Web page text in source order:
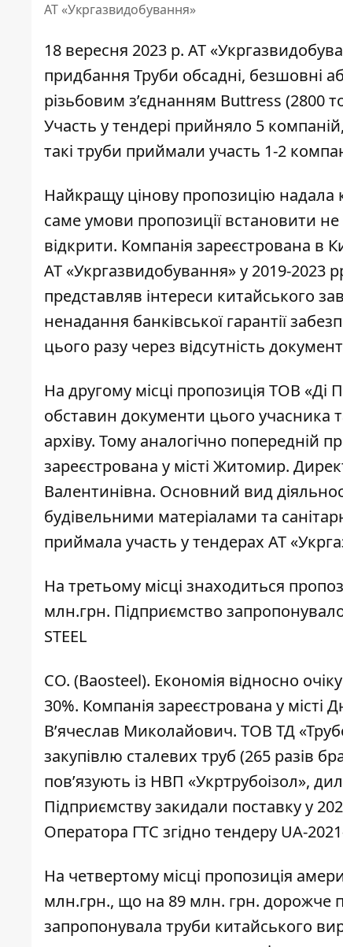
АТ «Укргазвидобування»
18 вересня 2023 р. АТ
придбання Труби обсадні, безшовні
різьбовим з’єднанням Buttress (2800
Участь у тендері прийняло 5
такі труби приймали участь 1-2
Найкращу цінову пропозицію надала
саме умови пропозиції встановити
відкрити. Компанія зареєстрована в
АТ «Укргазвидобування» у 2019-2023
представляв інтереси китайського
ненадання банківської гарантії
цього разу через відсутність
На другому місці пропозиція ТОВ
обставин документи цього учасника
архіву. Тому аналогічно попередній
зареєстрована у місті Житомир.
Валентинівна. Основний вид
будівельними матеріалами та
приймала участь у тендерах АТ
На третьому місці знаходиться
млн.грн. Підприємство
STEEL
CO. (Baosteel). Економія відносно
30%. Компанія зареєстрована у місті
В’ячеслав Миколайович. ТОВ ТД
закупівлю сталевих труб (265 разів
пов’язують із НВП «Укртрубоізол»,
Підприємству закидали поставку у
Оператора ГТС згідно тендеру UA-
На четвертому місці пропозиція
млн.грн., що на 89 млн. грн. дорожче
запропонувала труби китайського